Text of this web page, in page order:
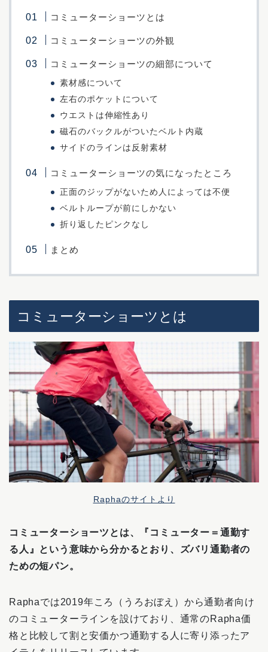
コミューターショーツとは
コミューターショーツの外観
コミューターショーツの細部について
素材感について
左右のポケットについて
ウエストは伸縮性あり
磁石のバックルがついたベルト内蔵
サイドのラインは反射素材
コミューターショーツの気になったところ
正面のジップがないため人によっては不便
ベルトループが前にしかない
折り返したピンクなし
まとめ
コミューターショーツとは
Raphaのサイトより
コミューターショーツとは、『コミューター＝通勤す
る人』という意味から分かるとおり、ズバリ通勤者の
ための短パン。
Raphaでは2019年ころ（うろおぼえ）から通勤者向け
のコミューターラインを設けており、通常のRapha価
格と比較して割と安価かつ通勤する人に寄り添ったア